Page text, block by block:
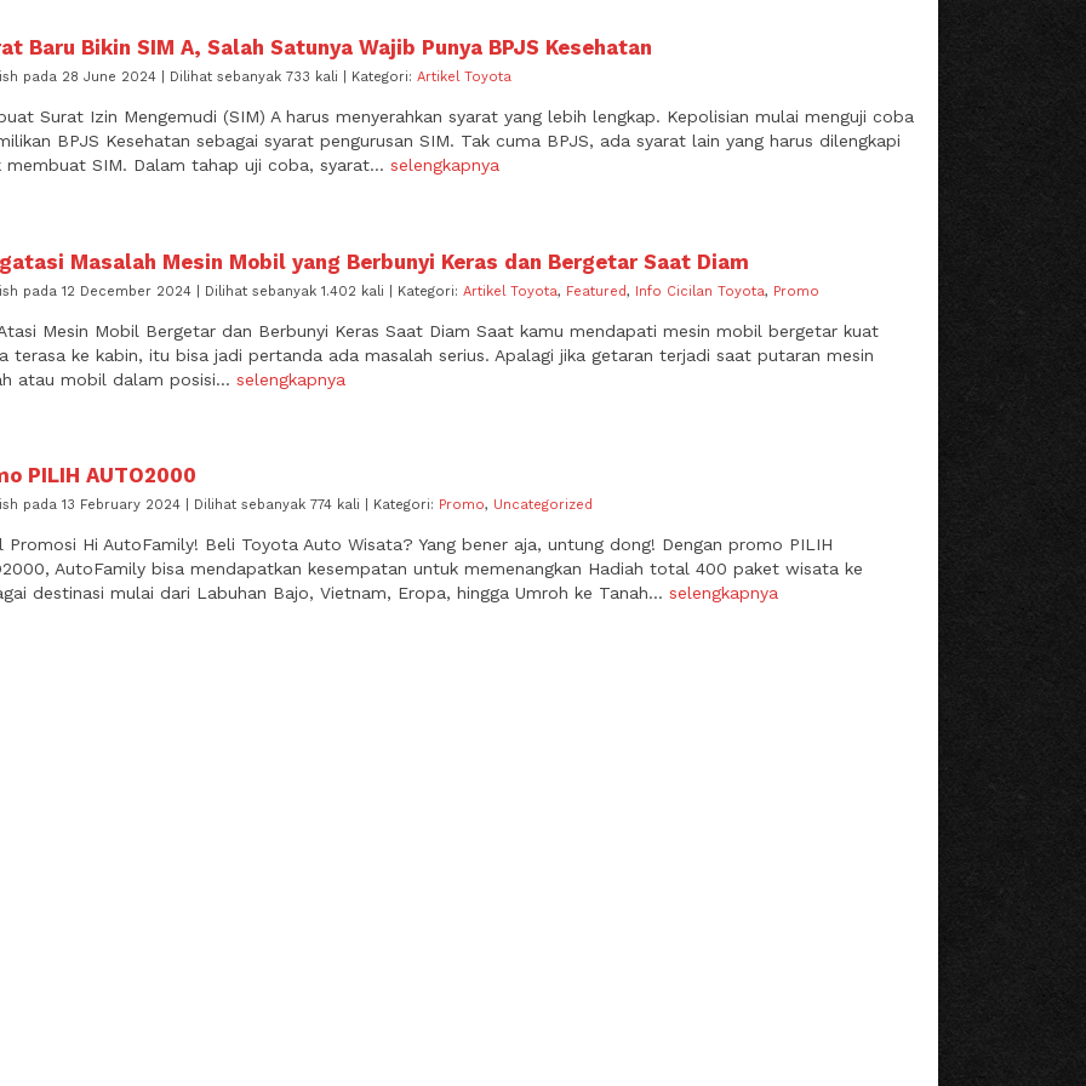
Baru Bikin SIM A, Salah Satunya Wajib Punya BPJS Kesehatan
pada 28 June 2024 | Dilihat sebanyak 733 kali | Kategori: Artikel Toyota
Surat Izin Mengemudi (SIM) A harus menyerahkan syarat yang lebih lengkap. Kepolisian mulai menguji coba
BPJS Kesehatan sebagai syarat pengurusan SIM. Tak cuma BPJS, ada syarat lain yang harus dilengkapi
membuat SIM. Dalam tahap uji coba, syarat... selengkapnya
Masalah Mesin Mobil yang Berbunyi Keras dan Bergetar Saat Diam
pada 12 December 2024 | Dilihat sebanyak 1.402 kali | Kategori: Artikel Toyota, Featured, Info Cicilan Toyota, Promo
Mesin Mobil Bergetar dan Berbunyi Keras Saat Diam Saat kamu mendapati mesin mobil bergetar kuat
terasa ke kabin, itu bisa jadi pertanda ada masalah serius. Apalagi jika getaran terjadi saat putaran mesin
atau mobil dalam posisi... selengkapnya
PILIH AUTO2000
pada 13 February 2024 | Dilihat sebanyak 774 kali | Kategori: Promo, Uncategorized
Promosi Hi AutoFamily! Beli Toyota Auto Wisata? Yang bener aja, untung dong! Dengan promo PILIH
AutoFamily bisa mendapatkan kesempatan untuk memenangkan Hadiah total 400 paket wisata ke
destinasi mulai dari Labuhan Bajo, Vietnam, Eropa, hingga Umroh ke Tanah... selengkapnya